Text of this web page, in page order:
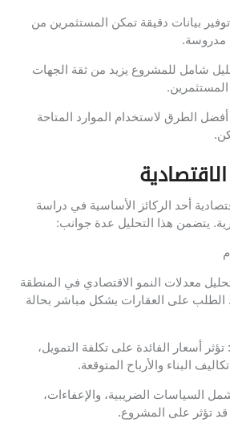
بيانات دقيقة تمكن المستثمرين من
مدروسة.
شامل للمشروع يزيد من ثقة الجهات
المستثمرين.
أفضل الطرق لاستخدام الموارد المتاحة
أحد الركائز الأساسية في دراسة
يتضمن هذا التحليل عدة جوانب:
معدلات النمو الاقتصادي في المنطقة
الطلب على العقارات بشكل مباشر بحالة
أسعار الفائدة على تكلفة التمويل،
البناء والأرباح المتوقعة.
السياسات الضريبية، والإعفاءات،
قد تؤثر على المشروع.